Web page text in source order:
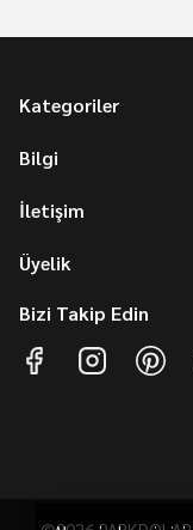
Kategoriler
Bilgi
İletişim
Üyelik
Bizi Takip Edin